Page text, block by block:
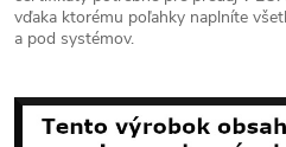
vďaka ktorému poľahky naplníte
a pod systémov.